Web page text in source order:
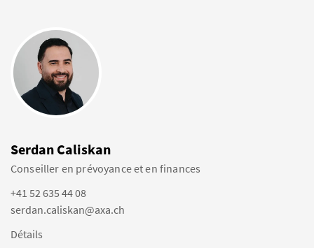
Serdan Caliskan
Conseiller en prévoyance et en finances
+41 52 635 44 08
serdan.caliskan@axa.ch
Détails